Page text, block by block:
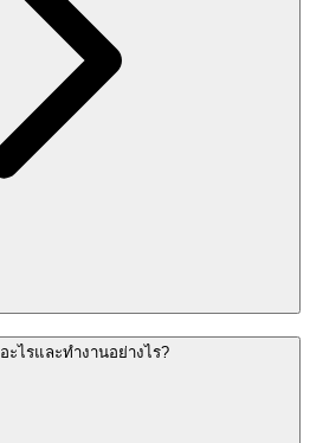
อะไรและทำงานอย่างไร?